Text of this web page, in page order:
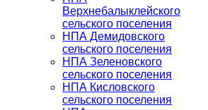
Верхнебалыклейского
сельского поселения
НПА Демидовского
сельского поселения
НПА Зеленовского
сельского поселения
НПА Кисловского
сельского поселения